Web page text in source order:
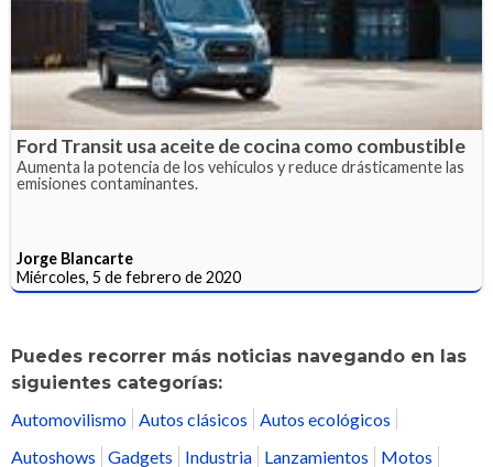
Ford Transit usa aceite de cocina como combustible
Aumenta la potencia de los vehículos y reduce drásticamente las
emisiones contaminantes.
Jorge Blancarte
Miércoles, 5 de febrero de 2020
Puedes recorrer más noticias navegando en las
siguientes categorías:
Automovilismo
Autos clásicos
Autos ecológicos
Autoshows
Gadgets Industria Lanzamientos Motos